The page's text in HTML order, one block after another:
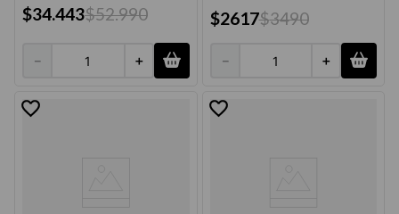
$34.443$52.990
＋
－
$2617$3490
＋
－